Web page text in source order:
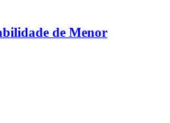
de Menor